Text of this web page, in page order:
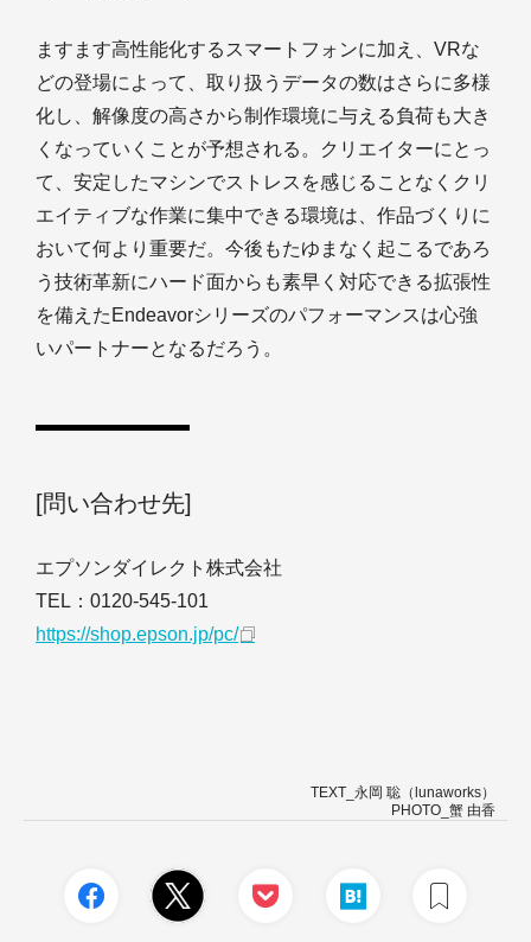
ますます高性能化するスマートフォンに加え、VRな
どの登場によって、取り扱うデータの数はさらに多様
化し、解像度の高さから制作環境に与える負荷も大き
くなっていくことが予想される。クリエイターにとっ
て、安定したマシンでストレスを感じることなくクリ
エイティブな作業に集中できる環境は、作品づくりに
おいて何より重要だ。今後もたゆまなく起こるであろ
う技術革新にハード面からも素早く対応できる拡張性
を備えたEndeavorシリーズのパフォーマンスは心強
いパートナーとなるだろう。
[問い合わせ先]
エプソンダイレクト株式会社
TEL：0120-545-101
https://shop.epson.jp/pc/
TEXT_永岡 聡（lunaworks）
PHOTO_蟹 由香